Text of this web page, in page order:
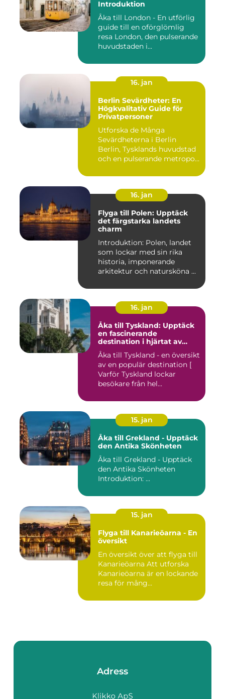
Introduktion
Åka till London - En utförlig
guide till en oförglömlig
resa London, den pulserande
huvudstaden i...
16. jan
Berlin Sevärdheter: En
Högkvalitativ Guide för
Privatpersoner
Utforska de Många
Sevärdheterna i Berlin
Berlin, Tysklands huvudstad
och en pulserande metropol,
16. jan
Flyga till Polen: Upptäck
det färgstarka landets
charm
Introduktion: Polen, landet
som lockar med sin rika
historia, imponerande
arkitektur och natursköna ...
16. jan
Åka till Tyskland: Upptäck
en fascinerande
destination i hjärtat av
Europa
Åka till Tyskland - en översikt
av en populär destination [
Varför Tyskland lockar
besökare från hel...
15. jan
Åka till Grekland - Upptäck
den Antika Skönheten
Åka till Grekland - Upptäck
den Antika Skönheten
Introduktion: ...
15. jan
Flyga till Kanarieöarna - En
översikt
En översikt över att flyga till
Kanarieöarna Att utforska
Kanarieöarna är en lockande
resa för mång...
Adress